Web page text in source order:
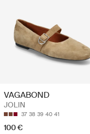
VAGABOND
JOLIN
37 38 39 40 41
100 €